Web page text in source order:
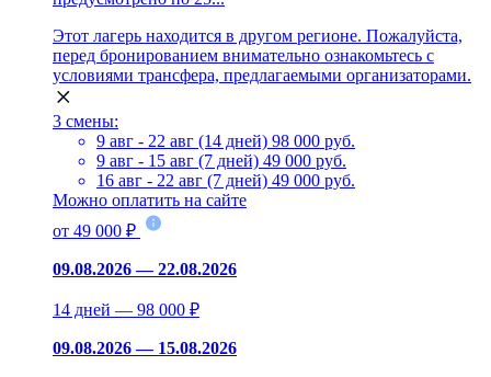
Этот лагерь находится в другом регионе. Пожалуйста,
перед бронированием внимательно ознакомьтесь с
условиями трансфера, предлагаемыми организаторами.
3 смены:
9 авг - 22 авг (14 дней) 98 000 руб.
9 авг - 15 авг (7 дней) 49 000 руб.
16 авг - 22 авг (7 дней) 49 000 руб.
Можно оплатить на сайте
от 49 000 ₽
09.08.2026 — 22.08.2026
14 дней — 98 000 ₽
09.08.2026 — 15.08.2026